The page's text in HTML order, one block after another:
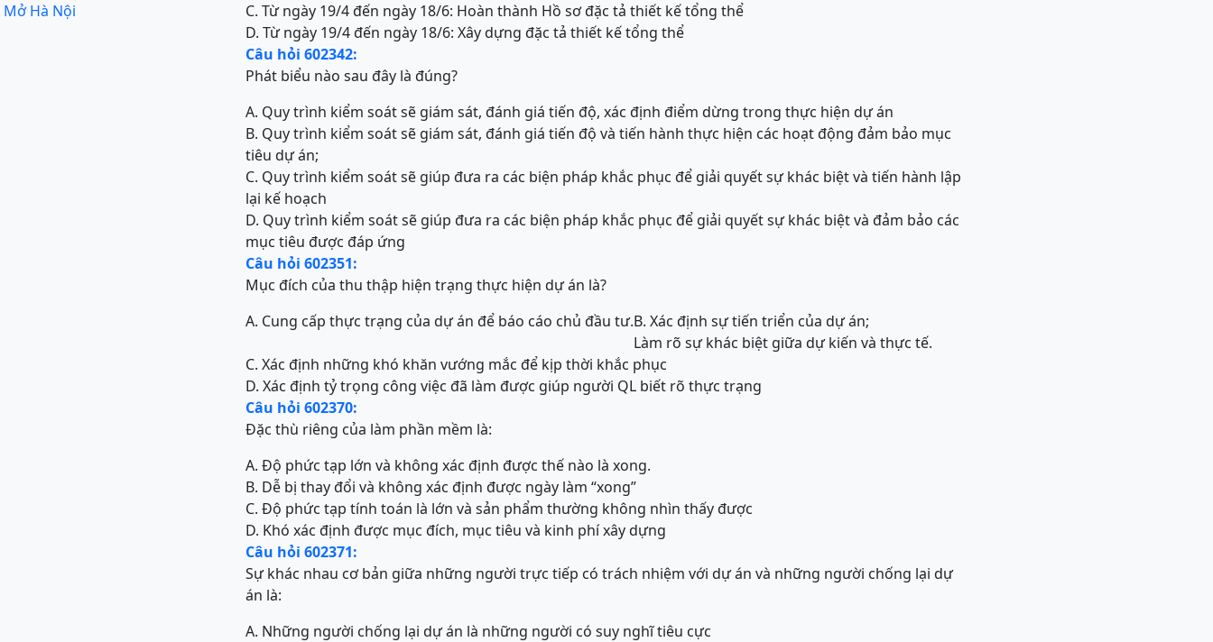
Mở Hà Nội
C. Từ ngày 19/4 đến ngày 18/6: Hoàn thành Hồ sơ đặc tả thiết kế tổng thể
D. Từ ngày 19/4 đến ngày 18/6: Xây dựng đặc tả thiết kế tổng thể
Câu hỏi 602342:
Phát biểu nào sau đây là đúng?
A. Quy trình kiểm soát sẽ giám sát, đánh giá tiến độ, xác định điểm dừng trong thực hiện dự án
B. Quy trình kiểm soát sẽ giám sát, đánh giá tiến độ và tiến hành thực hiện các hoạt động đảm bảo mục
tiêu dự án;
C. Quy trình kiểm soát sẽ giúp đưa ra các biện pháp khắc phục để giải quyết sự khác biệt và tiến hành lập
lại kế hoạch
D. Quy trình kiểm soát sẽ giúp đưa ra các biện pháp khắc phục để giải quyết sự khác biệt và đảm bảo các
mục tiêu được đáp ứng
Câu hỏi 602351:
Mục đích của thu thập hiện trạng thực hiện dự án là?
A. Cung cấp thực trạng của dự án để báo cáo chủ đầu tư.B. Xác định sự tiến triển của dự án;
Làm rõ sự khác biệt giữa dự kiến và thực tế.
C. Xác định những khó khăn vướng mắc để kịp thời khắc phục
D. Xác định tỷ trọng công việc đã làm được giúp người QL biết rõ thực trạng
Câu hỏi 602370:
Đặc thù riêng của làm phần mềm là:
A. Độ phức tạp lớn và không xác định được thế nào là xong.
B. Dễ bị thay đổi và không xác định được ngày làm “xong”
C. Độ phức tạp tính toán là lớn và sản phẩm thường không nhìn thấy được
D. Khó xác định được mục đích, mục tiêu và kinh phí xây dựng
Câu hỏi 602371:
Sự khác nhau cơ bản giữa những người trực tiếp có trách nhiệm với dự án và những người chống lại dự
án là:
A. Những người chống lại dự án là những người có suy nghĩ tiêu cực